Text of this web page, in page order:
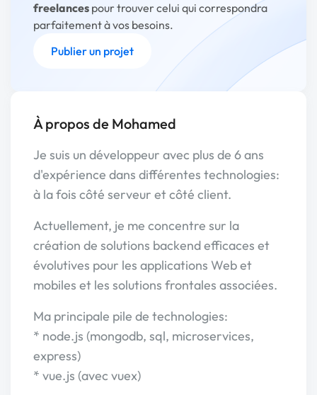
freelances pour trouver celui qui correspondra
parfaitement à vos besoins.
Publier un projet
À propos de Mohamed
Je suis un développeur avec plus de 6 ans
d'expérience dans différentes technologies:
à la fois côté serveur et côté client.
Actuellement, je me concentre sur la
création de solutions backend efficaces et
évolutives pour les applications Web et
mobiles et les solutions frontales associées.
Ma principale pile de technologies:
* node.js (mongodb, sql, microservices,
express)
* vue.js (avec vuex)